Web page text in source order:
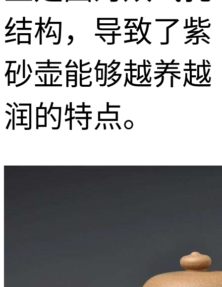
结构，导致了紫
砂壶能够越养越
润的特点。